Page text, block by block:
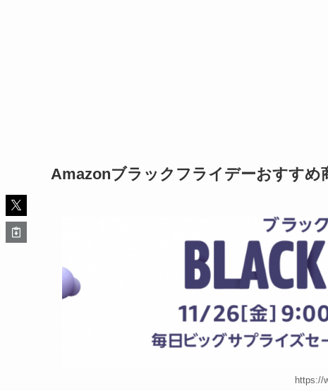
Amazonブラックフライデーおすすめ
https://